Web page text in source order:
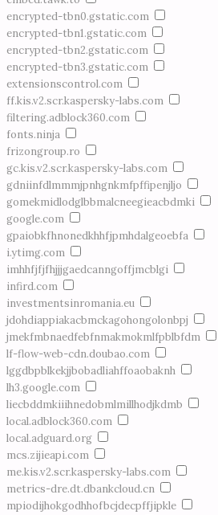
encrypted-tbn0.gstatic.com
encrypted-tbn1.gstatic.com
encrypted-tbn2.gstatic.com
encrypted-tbn3.gstatic.com
extensionscontrol.com
ff.kis.v2.scr.kaspersky-labs.com
filtering.adblock360.com
fonts.ninja
frizongroup.ro
gc.kis.v2.scr.kaspersky-labs.com
gdniinfdlmmmjpnhgnkmfpffipenjljo
gomekmidlodglbbmalcneegieacbdmki
google.com
gpaiobkfhnonedkhhfjpmhdalgeoebfa
i.ytimg.com
imhhfjfjfhjjjgaedcanngoffjmcblgi
infird.com
investmentsinromania.eu
jdohdiappiakacbmckagohongolonbpj
jmekfmbnaedfebfnmakmokmlfpblbfdm
lf-flow-web-cdn.doubao.com
lggdbpblkekjjbobadliahffoaobaknh
lh3.google.com
liecbddmkiiihnedobmlmillhodjkdmb
local.adblock360.com
local.adguard.org
mcs.zijieapi.com
me.kis.v2.scr.kaspersky-labs.com
metrics-dre.dt.dbankcloud.cn
mpiodijhokgodhhofbcjdecpffjipkle